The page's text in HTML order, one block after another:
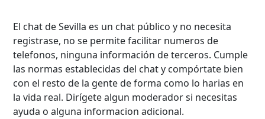
El chat de Sevilla es un chat público y no necesita
registrase, no se permite facilitar numeros de
telefonos, ninguna información de terceros. Cumple
las normas establecidas del chat y compórtate bien
con el resto de la gente de forma como lo harias en
la vida real. Dirígete algun moderador si necesitas
ayuda o alguna informacion adicional.